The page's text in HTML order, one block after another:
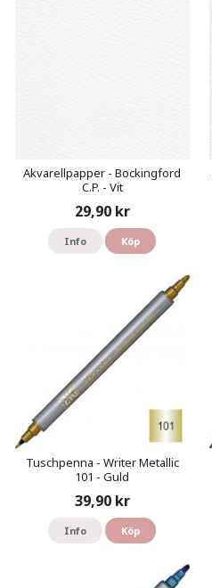
Akvarellpapper - Bockingford
C.P. - Vit
29,90 kr
Info Köp
Tuschpenna - Writer Metallic
101 - Guld
39,90 kr
Info Köp